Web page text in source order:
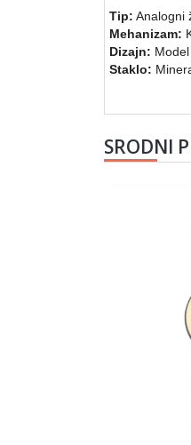
Tip: Analogni
Mehanizam:
Dizajn:
Staklo:
SRODNI